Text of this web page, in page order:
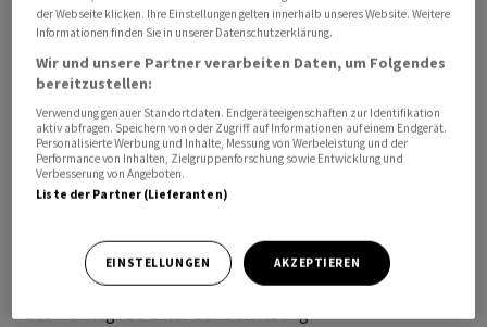
das Flugzeug nehmen und nach Washington fliegen. Das
würde die Chancen auf eine Einigung enorm erhöhen.»
Trump hat am vergangenen Freitag überraschend 39
Prozent Zölle auf Schweizer Waren angekündigt und
damit die exportorientierte Wirtschaft des Landes
alarmiert. Die Schweizer Regierung setzt nun auf
schnelle Nachverhandlungen und will alles tun, um
die USA zu überarbeiten, bevor die Zölle am
Donnerstag in Kraft treten. Das Kabinett wird im Laufe
des Montags zu einer Sondersitzung
der Webseite klicken. Ihre Einstellungen gelten innerhalb unseres Website. Weitere
Informationen finden Sie in unserer Datenschutzerklärung.
Wir und unsere Partner verarbeiten Daten, um Folgendes
bereitzustellen:
Verwendung genauer Standortdaten. Endgeräteeigenschaften zur Identifikation
aktiv abfragen. Speichern von oder Zugriff auf Informationen auf einem Endgerät.
Personalisierte Werbung und Inhalte, Messung von Werbeleistung und der
Performance von Inhalten, Zielgruppenforschung sowie Entwicklung und
Verbesserung von Angeboten.
Liste der Partner (Lieferanten)
EINSTELLUNGEN AKZEPTIEREN